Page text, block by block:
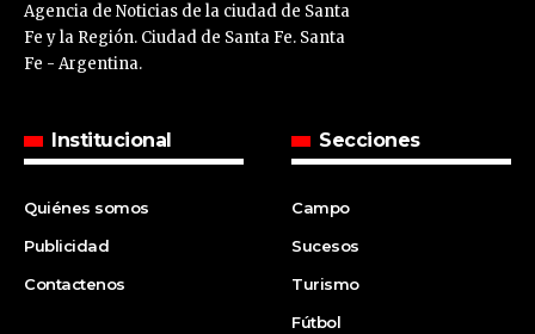
Agencia de Noticias de la ciudad de Santa
Fe y la Región. Ciudad de Santa Fe. Santa
Fe - Argentina.
Institucional
Quiénes somos
Publicidad
Contactenos
Secciones
Campo
Sucesos
Turismo
Fútbol